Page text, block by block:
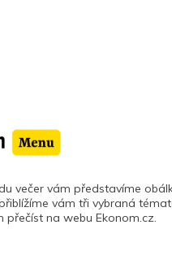
večer vám představíme
vám tři vybraná
přečíst na webu Ekonom.cz.